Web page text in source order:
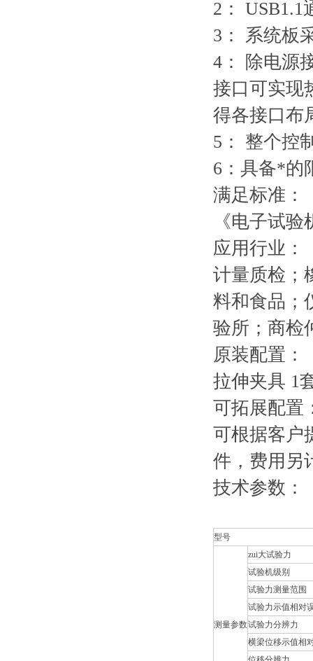
2：
3： 系统板
4： 除电源
接口可实现
得各接口布
5： 整个控
6：具备*的
满足标准：
《电子试验
应用行业：
计量质检；
料和食品；
验所；商检
原装配置：
拉伸夹具
可拓展配置
可根据客户
件，费用另
技术参数：
型号
测量参数
zui大试验力
试验机级别
试验力测量范围
试验力示值相对
试验力分辨力
横梁位移示值相